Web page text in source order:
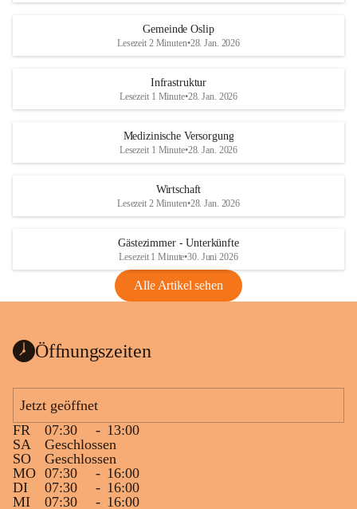
Gemeinde Oslip
Lesezeit 2 Minuten•28. Jan. 2026
Infrastruktur
Lesezeit 1 Minute•28. Jan. 2026
Medizinische Versorgung
Lesezeit 1 Minute•28. Jan. 2026
Wirtschaft
Lesezeit 2 Minuten•28. Jan. 2026
Gästezimmer - Unterkünfte
Lesezeit 1 Minute•30. Juni 2026
Alle Artikel sehen
Öffnungszeiten
Jetzt geöffnet
FR
07:30 - 13:00
SA
Geschlossen
SO
Geschlossen
MO 07:30 - 16:00
DI
07:30 - 16:00
MI
07:30 - 16:00